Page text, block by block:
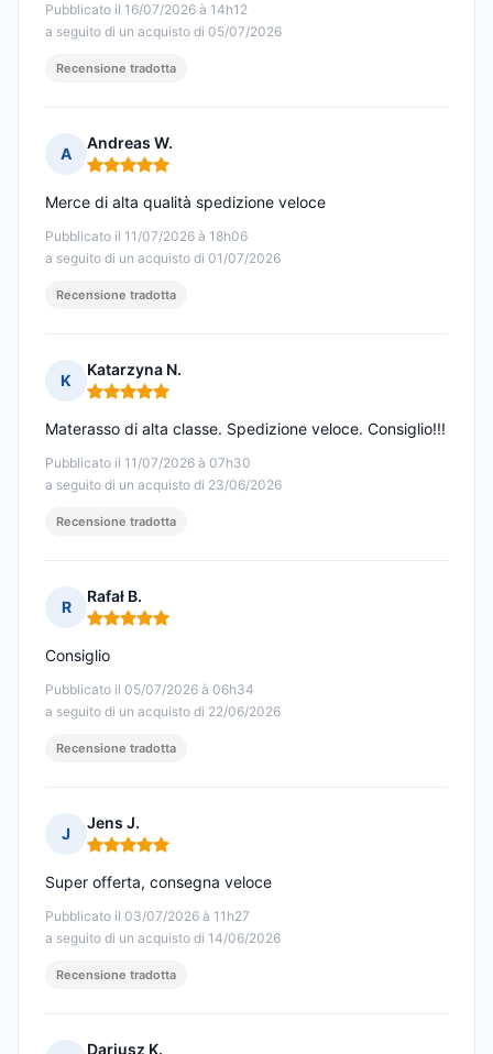
Pubblicato il 16/07/2026 à 14h12
a seguito di un acquisto di 05/07/2026
Recensione tradotta
A
Andreas W.
Nota: 5 su 5
Pubblicato il 11/07/2026 à 18h06
a seguito di un acquisto di 01/07/2026
Merce di alta qualità spedizione veloce
Recensione tradotta
K
Katarzyna N.
Nota: 5 su 5
Pubblicato il 11/07/2026 à 07h30
a seguito di un acquisto di 23/06/2026
Materasso di alta classe. Spedizione veloce. Consiglio!!!
Recensione tradotta
R
Rafał B.
Nota: 5 su 5
Pubblicato il 05/07/2026 à 06h34
a seguito di un acquisto di 22/06/2026
Consiglio
Recensione tradotta
J
Jens J.
Nota: 5 su 5
Pubblicato il 03/07/2026 à 11h27
a seguito di un acquisto di 14/06/2026
Super offerta, consegna veloce
Recensione tradotta
Dariusz K.